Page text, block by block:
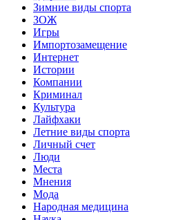
Зимние виды спорта
ЗОЖ
Игры
Импортозамещение
Интернет
Истории
Компании
Криминал
Культура
Лайфхаки
Летние виды спорта
Личный счет
Люди
Места
Мнения
Мода
Народная медицина